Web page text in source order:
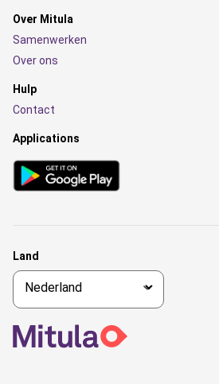
Over Mitula
Samenwerken
Over ons
Hulp
Contact
Applications
Land